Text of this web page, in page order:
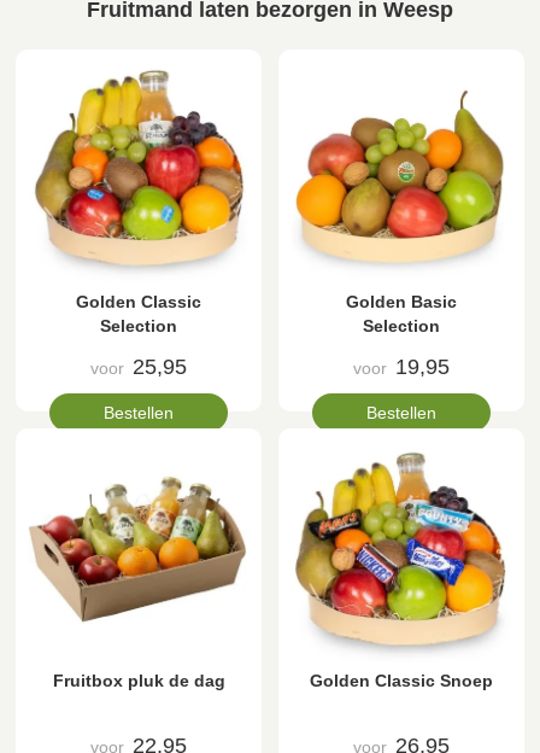
Fruitmand laten bezorgen in Weesp
Golden Classic
Selection
voor 25,95
Bestellen
Golden Basic
Selection
voor 19,95
Bestellen
Fruitbox pluk de dag
voor 22,95
Golden Classic Snoep
voor 26,95